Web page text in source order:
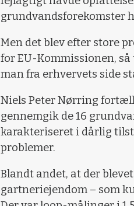
grundvandsforekomster
Men det blev efter store
for EU-Kommissionen,
man fra erhvervets side
Niels Peter Nørring
gennemgik de 16
karakteriseret i dårlig
problemer.
Blandt andet, at der
gartneriejendom – som